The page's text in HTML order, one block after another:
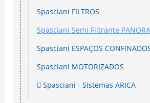
Spasciani FILTROS
Spasciani Semi Filtrante
Spasciani ESPAÇOS
Spasciani MOTORIZADOS
Spasciani - Sistemas ARICA